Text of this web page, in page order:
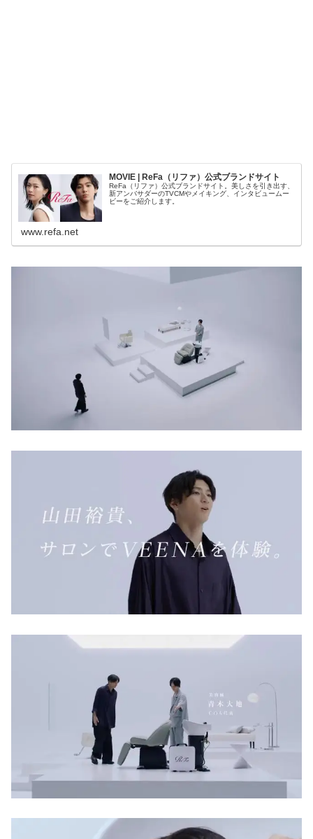
MOVIE | ReFa（リファ）公式ブランドサイト
ReFa（リファ）公式ブランドサイト。美しさを引き出す、
新アンバサダーのTVCMやメイキング、インタビュームー
ビーをご紹介します。
www.refa.net